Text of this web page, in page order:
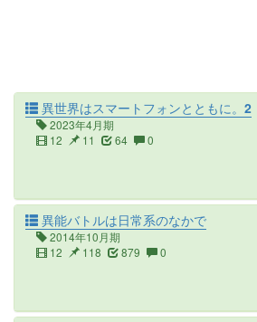
異世界はスマートフォンとともに。2
2023年4月期
12
11 64 0
異能バトルは日常系のなかで
2014年10月期
12
118 879 0